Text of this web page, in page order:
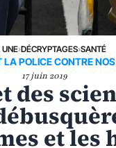
›DÉCRYPTAGES›SANTÉ
POLICE CONTRE
17 juin 2019
des
et les